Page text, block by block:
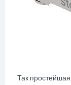
Так